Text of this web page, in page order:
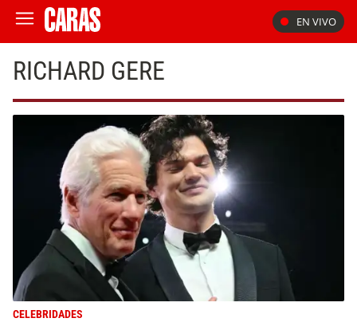
EN VIVO
RICHARD GERE
CELEBRIDADES